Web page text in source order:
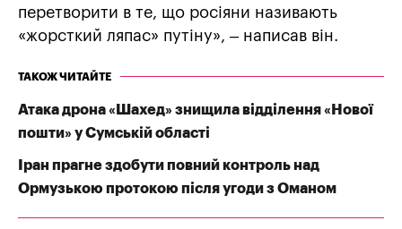
перетворити в те, що росіяни називають
«жорсткий ляпас» путіну», – написав він.
ТАКОЖ ЧИТАЙТЕ
Атака дрона «Шахед» знищила відділення «Нової
пошти» у Сумській області
Іран прагне здобути повний контроль над
Ормузькою протокою після угоди з Оманом